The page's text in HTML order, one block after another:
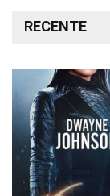
RECENTE